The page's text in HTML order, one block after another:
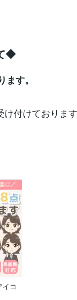
◆
す。
け付けておりま
コ